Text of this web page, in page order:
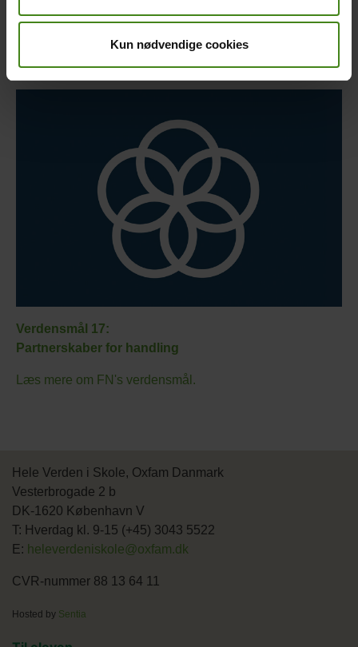
Kun nødvendige cookies
Guatemala med alle sanser
LæseRaketten i Guatemala 2025
Verdensmål 17:
Partnerskaber for handling
Læs mere om FN's verdensmål.
Hele Verden i Skole, Oxfam Danmark
Vesterbrogade 2 b
DK-1620 København V
T: Hverdag kl. 9-15 (+45) 3043 5522
E: heleverdeniskole@oxfam.dk
CVR-nummer 88 13 64 11
Hosted by Sentia